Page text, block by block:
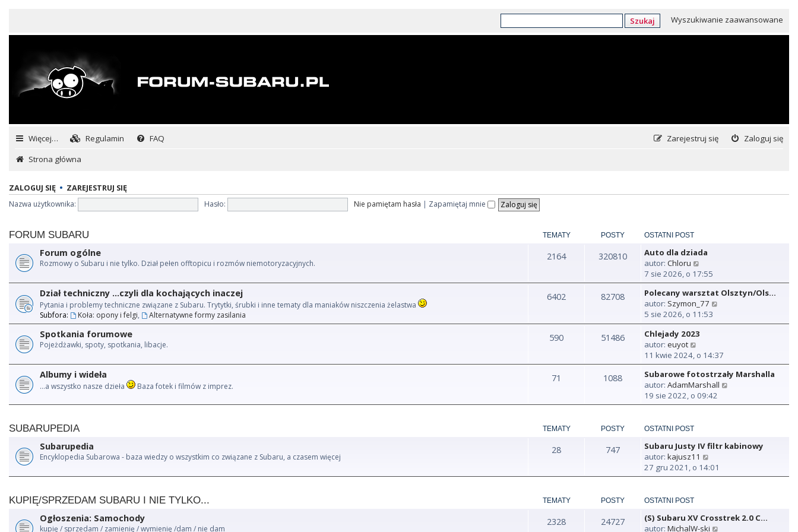
Szukaj Wyszukiwanie zaawansowane
Więcej… Regulamin FAQ Zaloguj się
Zarejestruj się
Strona główna
ZALOGUJ SIĘ • ZAREJESTRUJ SIĘ
Nazwa użytkownika:
Hasło: Nie pamiętam hasła | Zapamiętaj mnie
FORUM SUBARU TEMATY POSTY OSTATNI POST
Forum ogólne
Rozmowy o Subaru i nie tylko. Dział pełen offtopicu i rozmów niemotoryzacyjnych.
2164 320810
Auto dla dziada
autor: Chloru
y
ś
w
i
e
t
a
n
o
w
p
o
s
t
7 sie 2026, o 17:55
Dział techniczny ...czyli dla kochających inaczej
Pytania i problemy techniczne związane z Subaru. Trytytki, śrubki i inne tematy dla maniaków niszczenia żelastwa
Subfora:
Koła: opony i felgi, Alternatywne formy zasilania
6402 82708
Polecany warsztat Olsztyn/Ols…
autor: Szymon_77
ś
e
t
l
n
s
y
t
5 sie 2026, o 11:53
Spotkania forumowe
Pojeżdżawki, spoty, spotkania, libacje.
590 51486
Chlejady 2023
autor: euyot
y
ś
w
i
e
t
j
n
o
y
p
11 kwie 2024, o 14:37
Albumy i wideła
...a wszystko nasze dzieła Baza fotek i filmów z imprez.
71 1088
Subarowe fotostrzały Marshalla
autor: AdamMarshall
ś
t
a
w
19 sie 2022, o 09:42
SUBARUPEDIA TEMATY POSTY OSTATNI POST
Subarupedia
Encyklopedia Subarowa - baza wiedzy o wszystkim co związane z Subaru, a czasem więcej
28 747
Subaru Justy IV filtr kabinowy
autor: kajusz11
y
ś
t
27 gru 2021, o 14:01
KUPIĘ/SPRZEDAM SUBARU I NIE TYLKO... TEMATY POSTY OSTATNI POST
Ogłoszenia: Samochody
kupię / sprzedam / zamienię / wymienię /dam / nie dam
2328 24727
(S) Subaru XV Crosstrek 2.0 C…
autor: MichalW-ski